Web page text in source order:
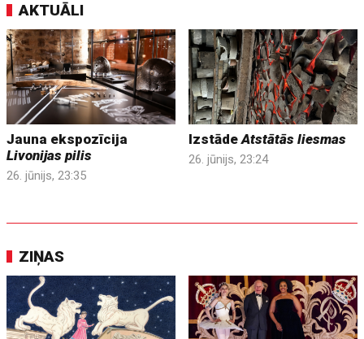
AKTUĀLI
Jauna ekspozīcija
Livonijas pilis
26. jūnijs, 23:35
IzstādeAtstātās liesmas
26. jūnijs, 23:24
ZIŅAS